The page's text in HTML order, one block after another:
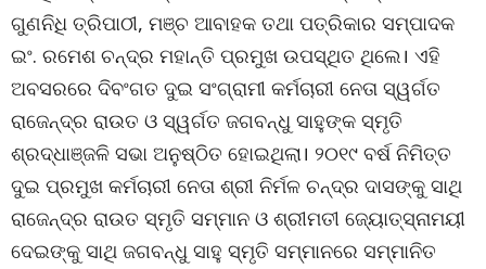
ଗୁଣନିଧି ତ୍ରିପାଠୀ, ମଞ୍ଚ ଆବାହକ ତଥା ପତ୍ରିକାର ସମ୍ପାଦକ
ଇଂ. ରମେଶ ଚନ୍ଦ୍ର ମହାନ୍ତି ପ୍ରମୁଖ ଉପସ୍ଥିତ ଥିଲେ। ଏହି
ଅବସରରେ ଦିବଂଗତ ଦୁଇ ସଂଗ୍ରାମୀ କର୍ମଚାରୀ ନେତା ସ୍ୱର୍ଗତ
ରାଜେନ୍ଦ୍ର ରାଉତ ଓ ସ୍ୱର୍ଗତ ଜଗବନ୍ଧୁ ସାହୁଙ୍କ ସ୍ମୃତି
ଶ୍ରଦ୍ଧାଞ୍ଜଳି ସଭା ଅନୁଷ୍ଠିତ ହୋଇଥିଲା। ୨୦୧୯ ବର୍ଷ ନିମିତ୍ତ
ଦୁଇ ପ୍ରମୁଖ କର୍ମଚାରୀ ନେତା ଶ୍ରୀ ନିର୍ମଳ ଚନ୍ଦ୍ର ଦାସଙ୍କୁ ସାଥି
ରାଜେନ୍ଦ୍ର ରାଉତ ସ୍ମୃତି ସମ୍ମାନ ଓ ଶ୍ରୀମତୀ ଜ୍ୟୋତ୍ସ୍ନାମୟୀ
ଦେଇଙ୍କୁ ସାଥି ଜଗବନ୍ଧୁ ସାହୁ ସ୍ମୃତି ସମ୍ମାନରେ ସମ୍ମାନିତ